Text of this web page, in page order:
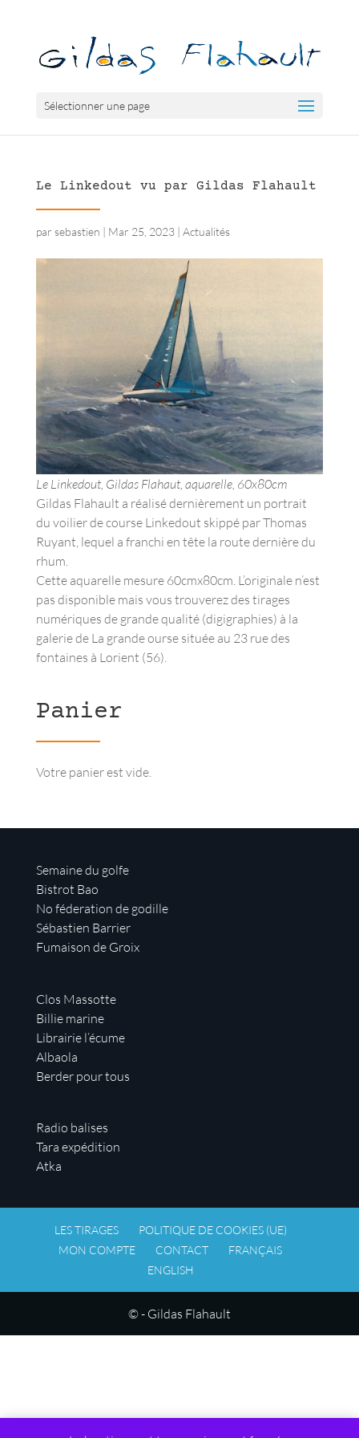
Sélectionner une page
Le Linkedout vu par Gildas Flahault
par sebastien | Mar 25, 2023| Actualités
Le Linkedout, Gildas Flahaut, aquarelle, 60x80cm
Gildas Flahault a réalisé dernièrement un portrait
du voilier de course Linkedout skippé par Thomas
Ruyant, lequel a franchi en tête la route dernière du
rhum.
Cette aquarelle mesure 60cmx80cm. L’originale n’est
pas disponible mais vous trouverez des tirages
numériques de grande qualité (digigraphies) à la
galerie de La grande ourse située au 23 rue des
fontaines à Lorient (56).
Panier
Votre panier est vide.
Semaine du golfe
Bistrot Bao
No féderation de godille
Sébastien Barrier
Fumaison de Groix
Clos Massotte
Billie marine
Librairie l’écume
Albaola
Berder pour tous
Radio balises
Tara expédition
Atka
LES TIRAGES
POLITIQUE DE COOKIES (UE)
MON COMPTE
CONTACT
FRANÇAIS
ENGLISH
© - Gildas Flahault